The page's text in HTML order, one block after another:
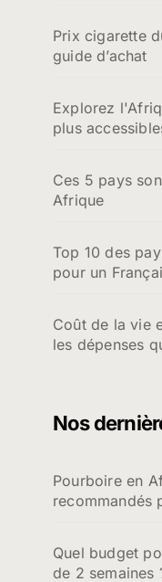
Prix cigarette
guide d’achat
Explorez
plus
Ces 5 pays
Afrique
Top 10 des
pour un
Coût de la vie
les dépenses
Nos
Pourboire en
recommandés
Quel budget
de 2 semaines